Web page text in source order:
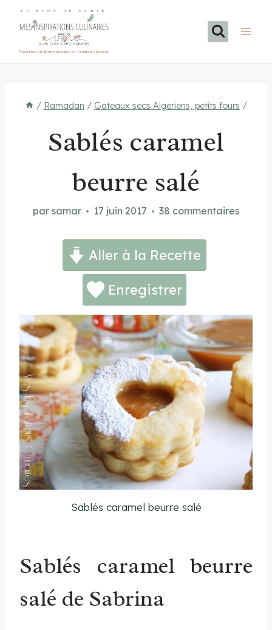
LE BLOG DE SAMAR
Recettes méditerranéennes et familiales maison
/ Ramadan / Gateaux secs Algeriens, petits fours /
Sablés caramel
beurre salé
par samar 17 juin 2017 38 commentaires
Aller à la Recette
Enregistrer
Sablés caramel beurre salé
Sablés caramel beurre
salé de Sabrina